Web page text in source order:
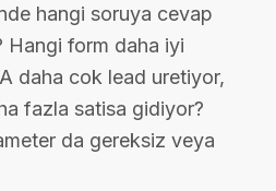
hangi soruya cevap
Hangi form daha iyi
daha cok lead uretiyor,
fazla satisa gidiyor?
da gereksiz veya